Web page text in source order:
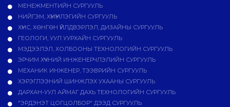
МЕНЕЖМЕНТИЙН СУРГУУЛЬ
НИЙГЭМ, ХҮМҮҮНЛЭГИЙН СУРГУУЛЬ
ХҮНС, ХӨНГӨН ҮЙЛДВЭРЛЭЛ, ДИЗАЙНЫ СУРГУУЛЬ
ГЕОЛОГИ, УУЛ УУРХАЙН СУРГУУЛЬ
МЭДЭЭЛЭЛ, ХОЛБООНЫ ТЕХНОЛОГИЙН СУРГУУЛЬ
ЭРЧИМ ХҮЧНИЙ ИНЖЕНЕРЧЛЭЛИЙН СУРГУУЛЬ
МЕХАНИК ИНЖЕНЕР, ТЭЭВРИЙН СУРГУУЛЬ
ХЭРЭГЛЭЭНИЙ ШИНЖЛЭХ УХААНЫ СУРГУУЛЬ
ДАРХАН-УУЛ АЙМАГ ДАХЬ ТЕХНОЛОГИЙН СУРГУУЛЬ
"ЭРДЭНЭТ ЦОГЦОЛБОР" ДЭЭД СУРГУУЛЬ